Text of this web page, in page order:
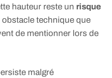
hauteur reste un risque
obstacle technique que
de mentionner lors de
malgré